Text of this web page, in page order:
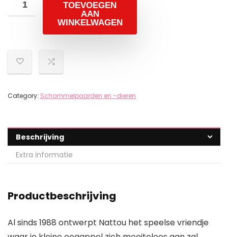
TOEVOEGEN
AAN
WINKELWAGEN
Category: Schommelpaarden en -dieren
Beschrijving
Extra informatie
Productbeschrijving
Al sinds 1988 ontwerpt Nattou het speelse vriendje